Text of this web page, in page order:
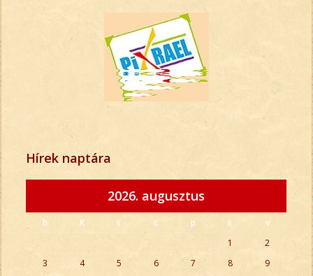
Hírek naptára
2026. augusztus
h K s c p s
v
1
2
3
4 5 6 7 8
9